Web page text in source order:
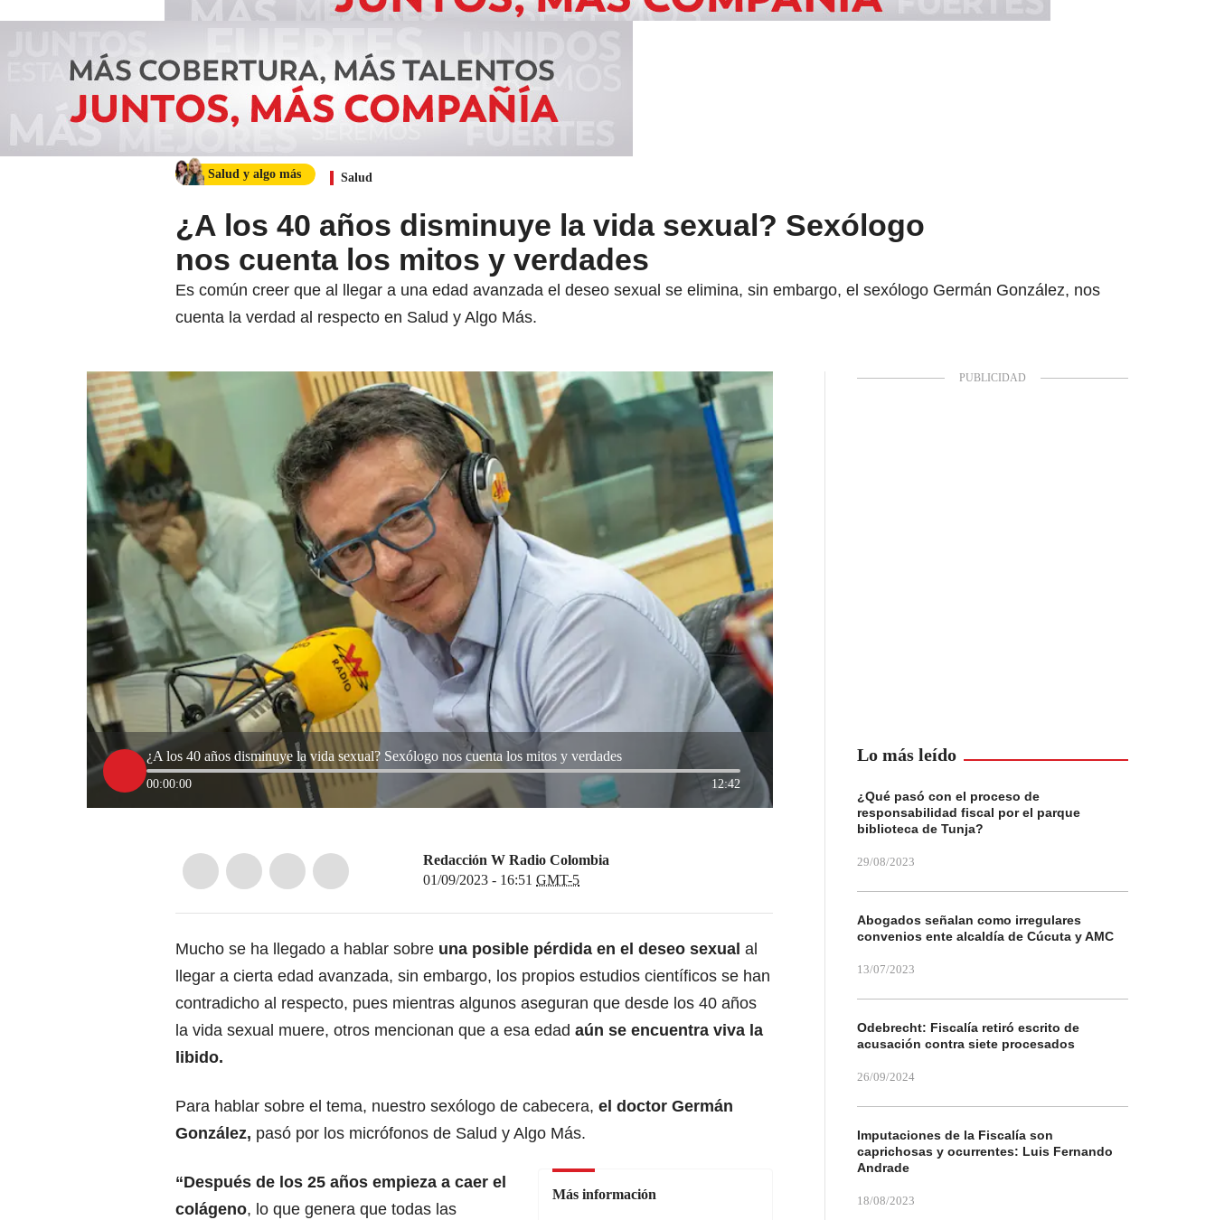
Salud y algo más Salud
¿A los 40 años disminuye la vida sexual? Sexólogo
nos cuenta los mitos y verdades
Es común creer que al llegar a una edad avanzada el deseo sexual se elimina, sin embargo, el sexólogo Germán González, nos
cuenta la verdad al respecto en Salud y Algo Más.
¿A los 40 años disminuye la vida sexual? Sexólogo nos cuenta los mitos y verdades
00:00:00 12:42
Redacción W Radio Colombia
01/09/2023 - 16:51 GMT-5
Mucho se ha llegado a hablar sobre una posible pérdida en el deseo sexual al
llegar a cierta edad avanzada, sin embargo, los propios estudios científicos se han
contradicho al respecto, pues mientras algunos aseguran que desde los 40 años
la vida sexual muere, otros mencionan que a esa edad aún se encuentra viva la
libido.
Para hablar sobre el tema, nuestro sexólogo de cabecera, el doctor Germán
González, pasó por los micrófonos de Salud y Algo Más.
Más información
“Después de los 25 años empieza a caer el
colágeno, lo que genera que todas las
Lo más leído
¿Qué pasó con el proceso de
responsabilidad fiscal por el parque
biblioteca de Tunja?
29/08/2023
Abogados señalan como irregulares
convenios ente alcaldía de Cúcuta y AMC
13/07/2023
Odebrecht: Fiscalía retiró escrito de
acusación contra siete procesados
26/09/2024
Imputaciones de la Fiscalía son
caprichosas y ocurrentes: Luis Fernando
Andrade
18/08/2023